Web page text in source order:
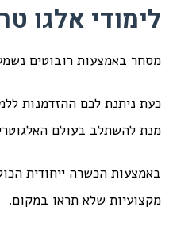
לימודי אלגו
מסחר באמצעות רובוטים
כעת ניתנת לכם ההזדמנות
מנת להשתלב בעולם
באמצעות הכשרה ייחודית
מקצועיות שלא תראו במקום.